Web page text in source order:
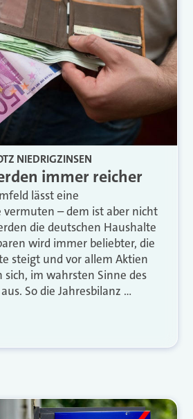
NIEDRIGZINSEN
immer reicher
lässt eine
– dem ist aber nicht
die deutschen Haushalte
wird immer beliebter, die
steigt und vor allem Aktien
sich, im wahrsten Sinne des
So die Jahresbilanz …